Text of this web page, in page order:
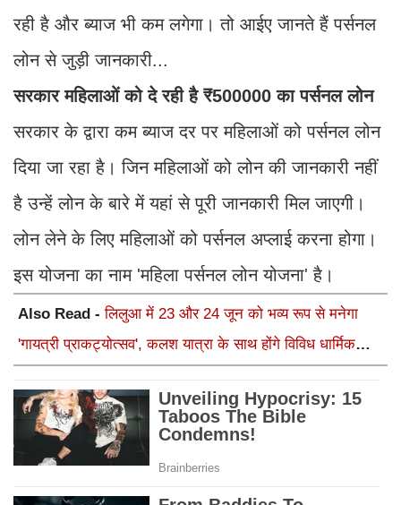
रही है और ब्याज भी कम लगेगा। तो आईए जानते हैं पर्सनल
लोन से जुड़ी जानकारी...
सरकार महिलाओं को दे रही है ₹500000 का पर्सनल लोन
सरकार के द्वारा कम ब्याज दर पर महिलाओं को पर्सनल लोन
दिया जा रहा है। जिन महिलाओं को लोन की जानकारी नहीं
है उन्हें लोन के बारे में यहां से पूरी जानकारी मिल जाएगी।
लोन लेने के लिए महिलाओं को पर्सनल अप्लाई करना होगा।
इस योजना का नाम 'महिला पर्सनल लोन योजना' है।
Also Read -लिलुआ में 23 और 24 जून को भव्य रूप से मनेगा
'गायत्री प्राकट्योत्सव', कलश यात्रा के साथ होंगे विविध धार्मिक